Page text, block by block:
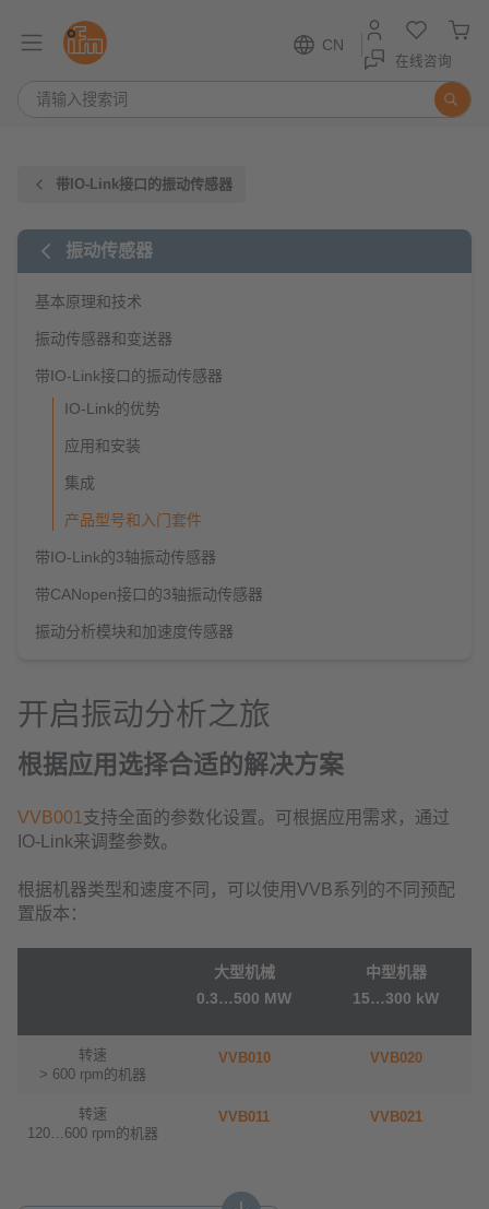
CN
在线咨询
带IO-Link接口的振动传感器
振动传感器
基本原理和技术
振动传感器和变送器
带IO-Link接口的振动传感器
IO-Link的优势
应用和安装
集成
产品型号和入门套件
带IO-Link的3轴振动传感器
带CANopen接口的3轴振动传感器
振动分析模块和加速度传感器
开启振动分析之旅
根据应用选择合适的解决方案
VVB001 支持全面的参数化设置。可根据应用需求，通过
IO-Link来调整参数。
根据机器类型和速度不同，可以使用VVB系列的不同预配
置版本：
大型机械
0.3…500 MW
中型机器
15…300 kW
转速
> 600 rpm的机器
VVB010 VVB020
转速
120…600 rpm的机器
VVB011 VVB021